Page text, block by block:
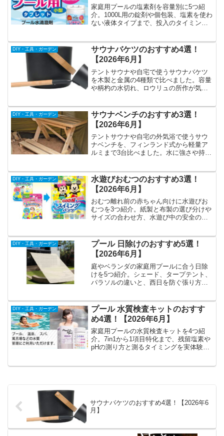
家庭用プールの塩素剤を容量別に5つ紹
介。1000L用の錠剤や個包装、塩素を使わ
ない液体タイプまで、投入のタイミング
DIY・工具・ガーデン
サウナバケツのおすすめ4選！
【2026年6月】
テントサウナや自宅で使うサウナバケツ
を木製と金属の4種類で比べました。容量
や柄杓の水切れ、ロウリュの所作が気持
DIY・工具・ガーデン
サウナベンチのおすすめ3選！
【2026年6月】
テントサウナや自宅の外気浴で使うサウ
ナベンチを、フィンランド式から軽量ア
ルミまで3台比べました。水に強さや持ち
DIY・工具・ガーデン
水遊びおむつのおすすめ3選！
【2026年6月】
おむつ離れ前の赤ちゃん向けに水遊びお
むつを3つ紹介。紙製と布製の選び分けや
サイズの合わせ方、水遊び中の安全のコ
DIY・工具・ガーデン
プール 日除けのおすすめ5選！
【2026年6月】
庭やベランダの家庭用プールに合う日除
けを5つ紹介。シェード、タープテント、
パラソルの違いと、西日を防ぐ張り方や
DIY・工具・ガーデン
プール 水質検査キットのおすす
め4選！【2026年6月】
家庭用プールの水質検査キットを4つ紹
介。7in1から1項目特化まで、残留塩素や
pHの測り方と測るタイミングを実体験か
サウナバケツのおすすめ4選！【2026年6
月】